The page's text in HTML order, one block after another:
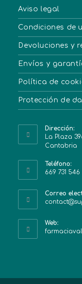
Aviso legal
Condiciones de
Devoluciones y
Envíos y
Política de
Protección de
Dirección:
La Plaza
Cantabria
Teléfono:
669 731 546
Correo
Web: